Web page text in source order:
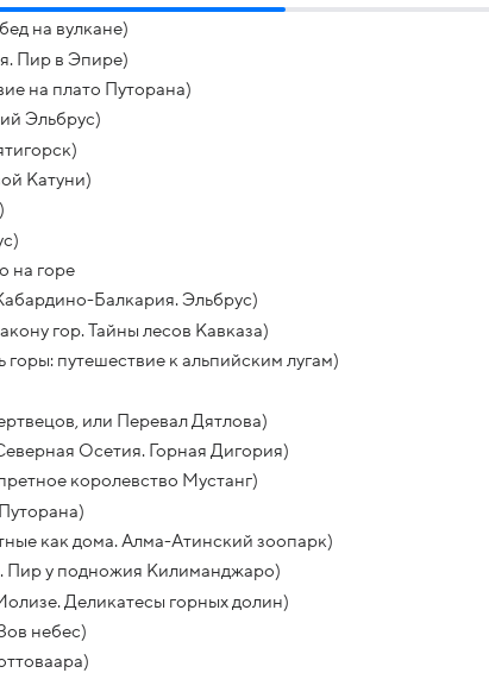
на вулкане)
Пир в Эпире)
на плато Путорана)
Эльбрус)
Катуни)
на горе
Балкария. Эльбрус)
гор. Тайны лесов Кавказа)
путешествие к альпийским лугам)
или Перевал Дятлова)
Осетия. Горная Дигория)
королевство Мустанг)
как дома. Алма-Атинский зоопарк)
Пир у подножия Килиманджаро)
Деликатесы горных долин)
небес)